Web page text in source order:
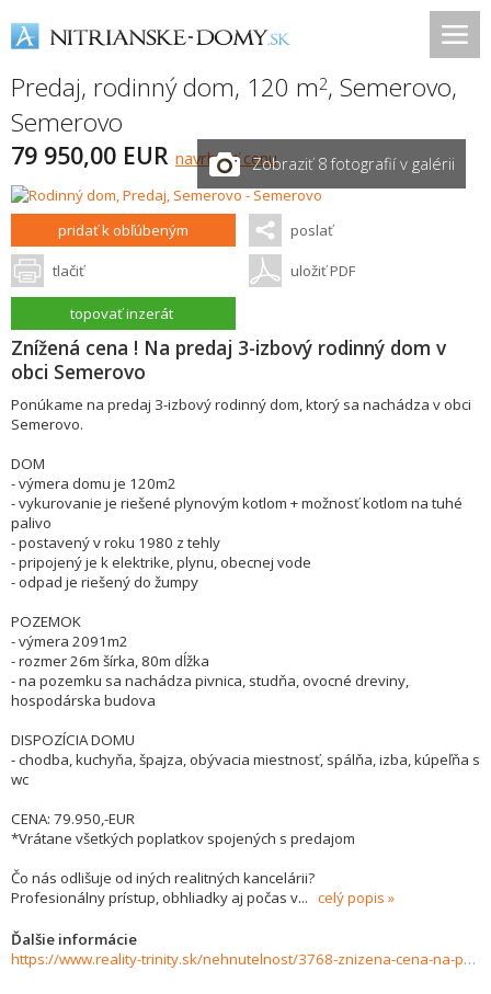
Predaj, rodinný dom, 120 m2, Semerovo,
Semerovo
79 950,00 EUR navrhnúť cenuZobraziť 8 fotografií v galérii
pridať k obľúbeným poslať
tlačiť uložiť PDF
topovať inzerát
Znížená cena ! Na predaj 3-izbový rodinný dom v
obci Semerovo
Ponúkame na predaj 3-izbový rodinný dom, ktorý sa nachádza v obci
Semerovo.
DOM
- výmera domu je 120m2
- vykurovanie je riešené plynovým kotlom + možnosť kotlom na tuhé
palivo
- postavený v roku 1980 z tehly
- pripojený je k elektrike, plynu, obecnej vode
- odpad je riešený do žumpy
POZEMOK
- výmera 2091m2
- rozmer 26m šírka, 80m dĺžka
- na pozemku sa nachádza pivnica, studňa, ovocné dreviny,
hospodárska budova
DISPOZÍCIA DOMU
- chodba, kuchyňa, špajza, obývacia miestnosť, spálňa, izba, kúpeľňa s
wc
CENA: 79.950,-EUR
*Vrátane všetkých poplatkov spojených s predajom
Čo nás odlišuje od iných realitných kancelárii?
Profesionálny prístup, obhliadky aj počas v... celý popis
Ďalšie informácie
https://www.reality-trinity.sk/nehnutelnost/3768-znizena-cena-na-predaj-3-izbovy-rodinny-dom-v-obci-semerovo